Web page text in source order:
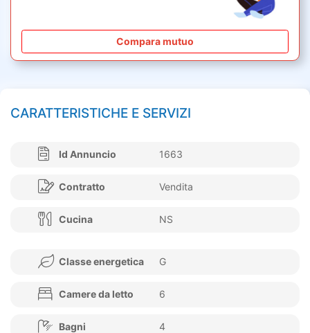
Compara mutuo
CARATTERISTICHE E SERVIZI
Id Annuncio 1663
Contratto Vendita
Cucina NS
Classe energetica G
Camere da letto 6
Bagni 4